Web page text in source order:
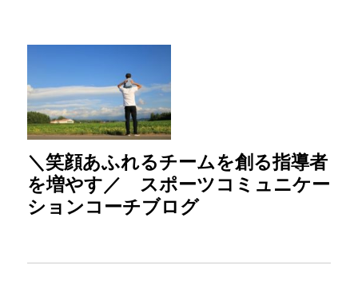
＼笑顔あふれるチームを創る指導者
を増やす／ スポーツコミュニケー
ションコーチブログ